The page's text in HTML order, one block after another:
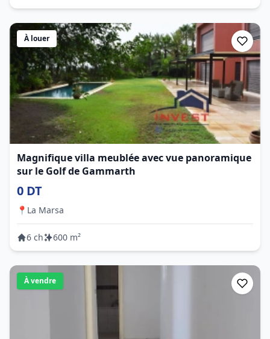
À louer
Magnifique villa meublée avec vue panoramique
sur le Golf de Gammarth
0 DT
📍 La Marsa
6 ch 600 m²
À vendre